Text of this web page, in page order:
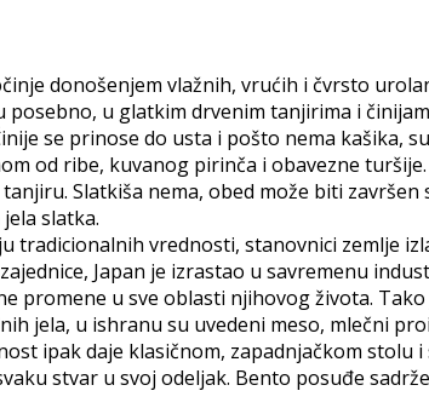
donošenjem vlažnih, vrućih i čvrsto
posebno, u glatkim drvenim tanjirima i
se prinose do usta i pošto nema kašika,
od ribe, kuvanog pirinča i obavezne
Slatkiša nema, obed može biti
slatka.
tradicionalnih vrednosti, stanovnici zemlje
Japan je izrastao u savremenu
promene u sve oblasti njihovog života.
jela, u ishranu su uvedeni meso, mlečni
ipak daje klasičnom, zapadnjačkom
stvar u svoj odeljak. Bento posuđe